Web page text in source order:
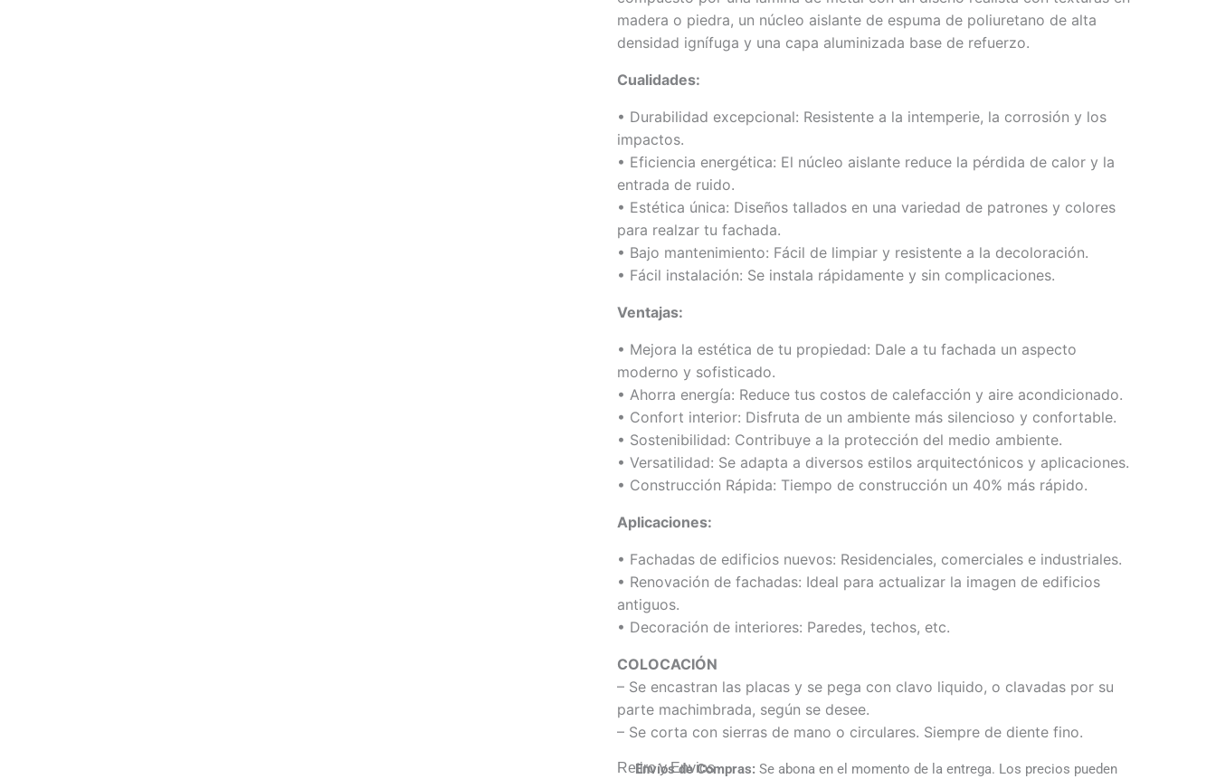
cantidad
madera o piedra, un núcleo aislante de espuma de poliuretano de alta
densidad ignífuga y una capa aluminizada base de refuerzo.
Cualidades:
• Durabilidad excepcional: Resistente a la intemperie, la corrosión y los
impactos.
• Eficiencia energética: El núcleo aislante reduce la pérdida de calor y la
entrada de ruido.
• Estética única: Diseños tallados en una variedad de patrones y colores
para realzar tu fachada.
• Bajo mantenimiento: Fácil de limpiar y resistente a la decoloración.
• Fácil instalación: Se instala rápidamente y sin complicaciones.
Ventajas:
• Mejora la estética de tu propiedad: Dale a tu fachada un aspecto
moderno y sofisticado.
• Ahorra energía: Reduce tus costos de calefacción y aire acondicionado.
• Confort interior: Disfruta de un ambiente más silencioso y confortable.
• Sostenibilidad: Contribuye a la protección del medio ambiente.
• Versatilidad: Se adapta a diversos estilos arquitectónicos y aplicaciones.
• Construcción Rápida: Tiempo de construcción un 40% más rápido.
Aplicaciones:
• Fachadas de edificios nuevos: Residenciales, comerciales e industriales.
• Renovación de fachadas: Ideal para actualizar la imagen de edificios
antiguos.
• Decoración de interiores: Paredes, techos, etc.
COLOCACIÓN
– Se encastran las placas y se pega con clavo liquido, o clavadas por su
parte machimbrada, según se desee.
– Se corta con sierras de mano o circulares. Siempre de diente fino.
Retiro y Envios
Envíos de Compras: Se abona en el momento de la entrega. Los precios pueden